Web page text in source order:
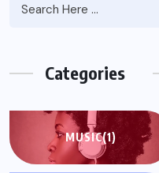
Categories
MUSIC(1)